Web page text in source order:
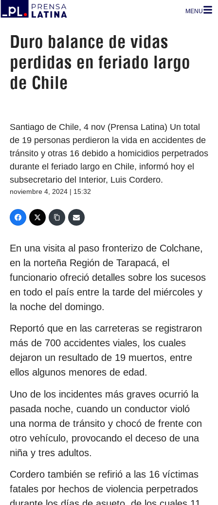
MENU
Duro balance de vidas
perdidas en feriado largo
de Chile
Santiago de Chile, 4 nov (Prensa Latina) Un total
de 19 personas perdieron la vida en accidentes de
tránsito y otras 16 debido a homicidios perpetrados
durante el feriado largo en Chile, informó hoy el
subsecretario del Interior, Luis Cordero.
noviembre 4, 2024 | 15:32
En una visita al paso fronterizo de Colchane,
en la norteña Región de Tarapacá, el
funcionario ofreció detalles sobre los sucesos
en todo el país entre la tarde del miércoles y
la noche del domingo.
Reportó que en las carreteras se registraron
más de 700 accidentes viales, los cuales
dejaron un resultado de 19 muertos, entre
ellos algunos menores de edad.
Uno de los incidentes más graves ocurrió la
pasada noche, cuando un conductor violó
una norma de tránsito y chocó de frente con
otro vehículo, provocando el deceso de una
niña y tres adultos.
Cordero también se refirió a las 16 víctimas
fatales por hechos de violencia perpetrados